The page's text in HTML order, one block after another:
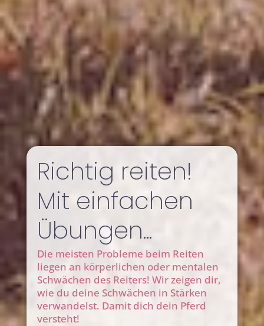
Richtig reiten!
Mit einfachen
Übungen...
Die meisten Probleme beim Reiten
liegen an körperlichen oder mentalen
Schwächen des Reiters! Wir zeigen dir,
wie du deine Schwächen in Stärken
verwandelst. Damit dich dein Pferd
versteht!